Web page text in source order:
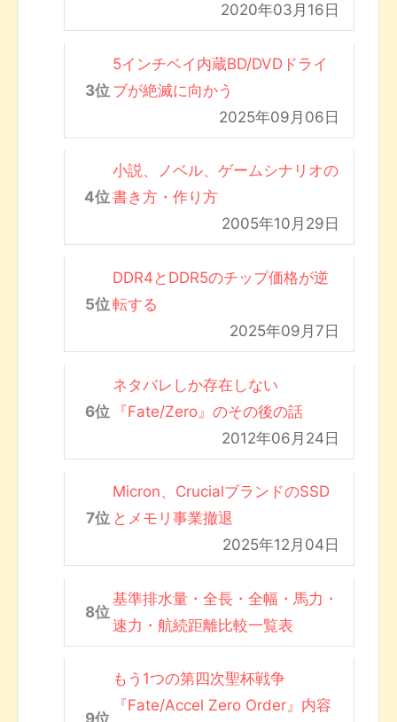
2020年03月16日
5インチベイ内蔵BD/DVDドライ
ブが絶滅に向かう
2025年09月06日
小説、ノベル、ゲームシナリオの
書き方・作り方
2005年10月29日
DDR4とDDR5のチップ価格が逆
転する
2025年09月7日
ネタバレしか存在しない
『Fate/Zero』のその後の話
2012年06月24日
Micron、CrucialブランドのSSD
とメモリ事業撤退
2025年12月04日
基準排水量・全長・全幅・馬力・
速力・航続距離比較一覧表
もう1つの第四次聖杯戦争
『Fate/Accel Zero Order』内容